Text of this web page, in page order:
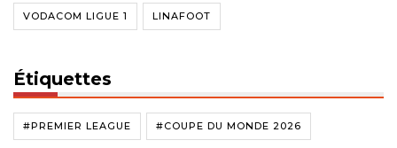
VODACOM LIGUE 1 LINAFOOT
Étiquettes
#PREMIER LEAGUE #COUPE DU MONDE 2026